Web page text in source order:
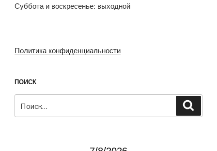
Суббота и воскресенье: выходной
Политика конфиденциальности
ПОИСК